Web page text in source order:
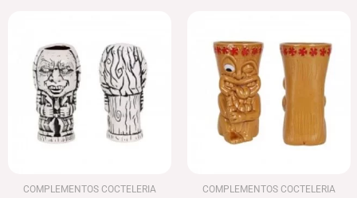
COMPLEMENTOS COCTELERIA COMPLEMENTOS COCTELERIA